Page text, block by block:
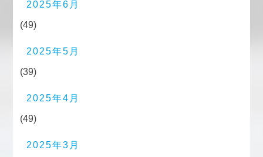
2025年6月
(49)
2025年5月
(39)
2025年4月
(49)
2025年3月